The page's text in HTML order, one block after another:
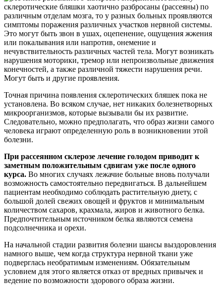
склеротические бляшки хаотично разбросаны (рассеяны) по
различным отделам мозга, то у разных больных проявляются
симптомы поражения различных участков нервной системы.
Это могут быть звон в ушах, оцепенение, ощущения жжения
или покалывания или напротив, онемение и
нечувствительность различных частей тела. Могут возникать
нарушения моторики, тремор или непроизвольные движения
конечностей, а также различной тяжести нарушения речи.
Могут быть и другие проявления.
Точная причина появления склеротических бляшек пока не
установлена. Во всяком случае, нет никаких болезнетворных
микроорганизмов, которые вызывали бы их развитие.
Следовательно, можно предполагать, что образ жизни самого
человека играют определенную роль в возникновении этой
болезни.
При рассеянном склерозе лечение голодом приводит к
заметным положительным сдвигам уже после одного
курса. Во многих случаях лежачие больные вновь получали
возможность самостоятельно передвигаться. В дальнейшем
пациентам необходимо соблюдать растительную диету, с
большой долей свежих овощей и фруктов и минимальным
количеством сахаров, крахмала, жиров и животного белка.
Предпочтительным источником белка являются семена
подсолнечника и орехи.
На начальной стадии развития болезни шансы выздоровления
намного выше, чем когда структура нервной ткани уже
подверглась необратимым изменениям. Обязательным
условием для этого является отказ от вредных привычек и
ведение по возможности здорового образа жизни.